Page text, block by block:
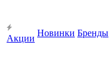
Акции
Новинки Бренды